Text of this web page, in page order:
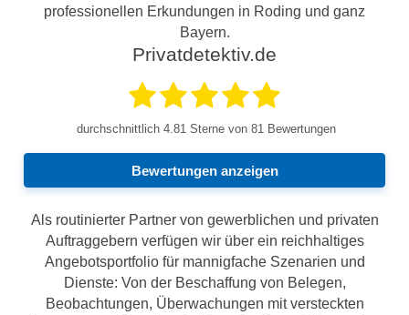
professionellen Erkundungen in Roding und ganz
Bayern.
Privatdetektiv.de
durchschnittlich 4.81 Sterne von 81 Bewertungen
Bewertungen anzeigen
Als routinierter Partner von gewerblichen und privaten
Auftraggebern verfügen wir über ein reichhaltiges
Angebotsportfolio für mannigfache Szenarien und
Dienste: Von der Beschaffung von Belegen,
Beobachtungen, Überwachungen mit versteckten